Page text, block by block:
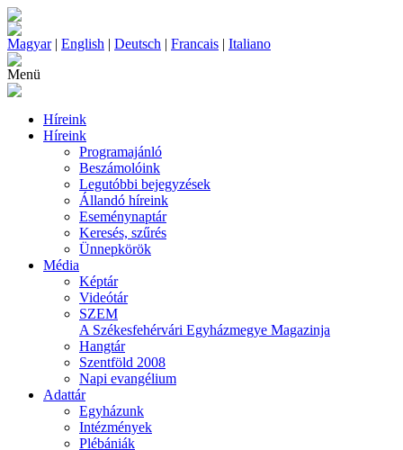
Magyar| English | Deutsch | Francais | Italiano
Menü
Híreink
Híreink
Programajánló
Beszámolóink
Legutóbbi bejegyzések
Állandó híreink
Eseménynaptár
Keresés, szűrés
Ünnepkörök
Média
Képtár
Videótár
SZEM
A Székesfehérvári Egyházmegye Magazinja
Hangtár
Szentföld 2008
Napi evangélium
Adattár
Egyházunk
Intézmények
Plébániák